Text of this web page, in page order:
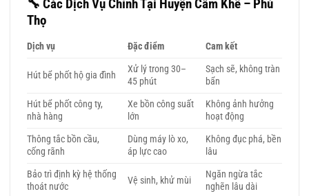
🔧 Các Dịch Vụ Chính Tại Huyện Cẩm Khê – Phú
Thọ
Dịch vụ Đặc điểm Cam kết
Hút bể phốt hộ gia đình
Xử lý trong 30–
45 phút
Sạch sẽ, không tràn
bẩn
Hút bể phốt công ty,
nhà hàng
Xe bồn công suất
lớn
Không ảnh hưởng
hoạt động
Thông tắc bồn cầu,
cống rãnh
Dùng máy lò xo,
áp lực cao
Không đục phá, bền
lâu
Bảo trì định kỳ hệ thống
thoát nước
Vệ sinh, khử mùi
Ngăn ngừa tắc
nghẽn lâu dài